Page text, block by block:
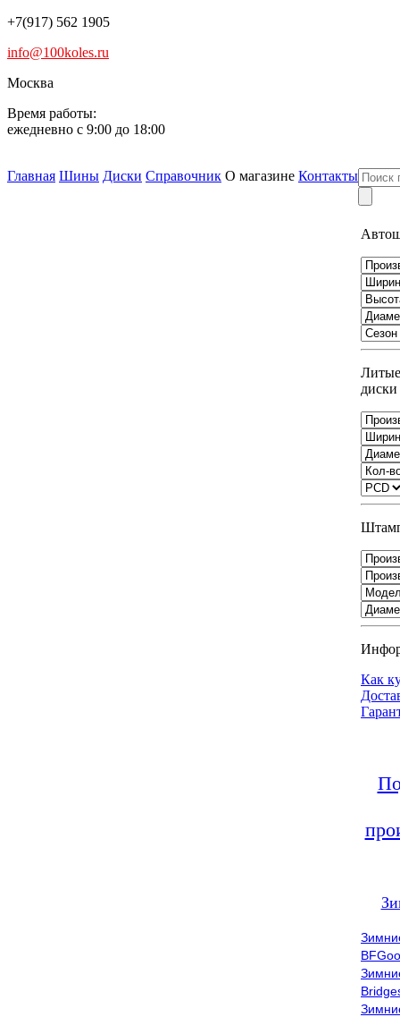
+7(917) 562 1905
info@100koles.ru
Москва
Время работы:
ежедневно с 9:00 до 18:00
Главная Шины Диски Справочник О магазине Контакты
Литые
диски
Как